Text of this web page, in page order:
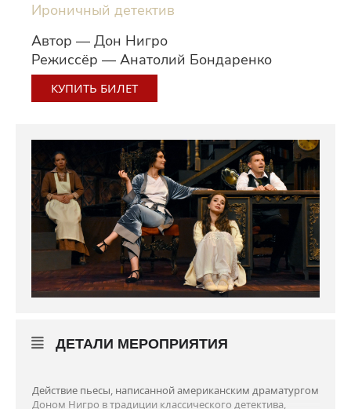
КУПИТЬ БИЛЕТ
Автор — Дон Нигро
Режиссёр — Анатолий Бондаренко
Ироничный детектив
ДЕТАЛИ МЕРОПРИЯТИЯ
Действие пьесы, написанной американским драматургом
Доном Нигро в традиции классического детектива,